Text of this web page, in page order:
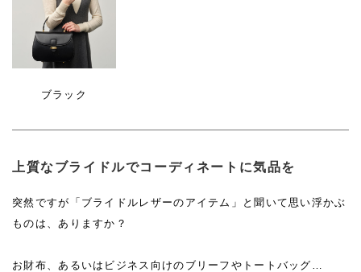
ブラック
上質なブライドルでコーディネートに気品を
突然ですが「ブライドルレザーのアイテム」と聞いて思い浮かぶ
ものは、ありますか？
お財布、あるいはビジネス向けのブリーフやトートバッグ…